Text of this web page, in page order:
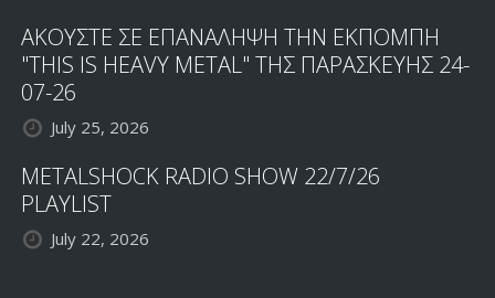
ΑΚΟΥΣΤΕ ΣΕ ΕΠΑΝΑΛΗΨΗ ΤΗΝ ΕΚΠΟΜΠΗ
"THIS IS HEAVY METAL" ΤΗΣ ΠΑΡΑΣΚΕΥΗΣ 24-
07-26
July 25, 2026
METALSHOCK RADIO SHOW 22/7/26
PLAYLIST
July 22, 2026